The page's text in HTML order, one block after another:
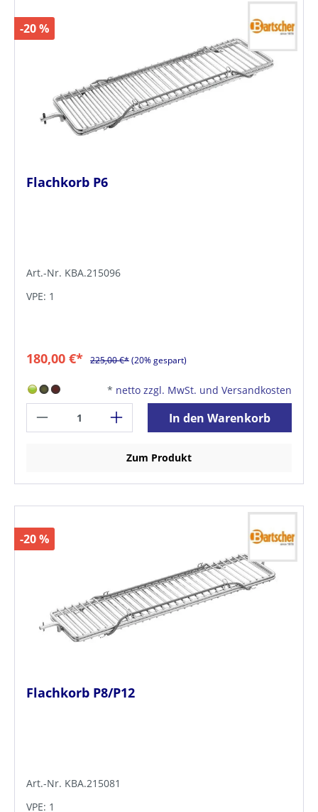
-20 %
Flachkorb P6
Art.-Nr. KBA.215096
VPE: 1
180,00 €* 225,00 €*(20% gespart)
* netto zzgl. MwSt. und Versandkosten
In den Warenkorb
Zum Produkt
-20 %
Flachkorb P8/P12
Art.-Nr. KBA.215081
VPE: 1